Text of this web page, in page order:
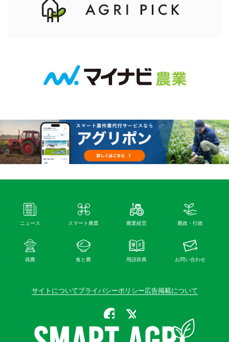
ニュース スマート農業 農業経営 農政・行政
就農 食と農 用語辞典 お問い合わせ
サイトについてプライバシーポリシー広告掲載について
公式Facebook